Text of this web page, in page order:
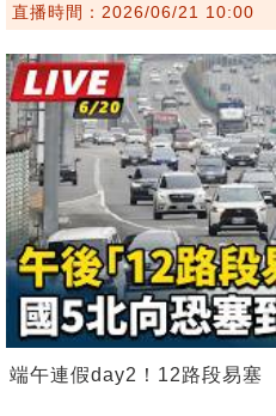
直播時間：2026/06/21 10:00
端午連假day2！12路段易塞